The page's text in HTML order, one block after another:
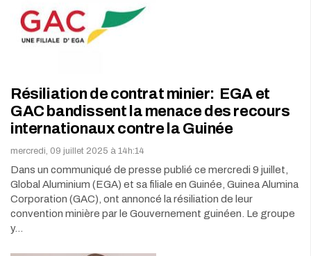
Résiliation de contrat minier: EGA et
GAC bandissent la menace des recours
internationaux contre la Guinée
mercredi, 09 juillet 2025 à 14h:14
Dans un communiqué de presse publié ce mercredi 9 juillet,
Global Aluminium (EGA) et sa filiale en Guinée, Guinea Alumina
Corporation (GAC), ont annoncé la résiliation de leur
convention minière par le Gouvernement guinéen. Le groupe
y…